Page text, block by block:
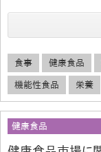
食事 健康食品
機能性食品 栄養
健康食品